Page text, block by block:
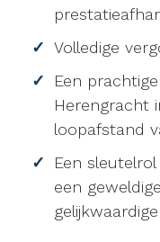
Volledige
Een
Herengracht
loopafstand
Een
een